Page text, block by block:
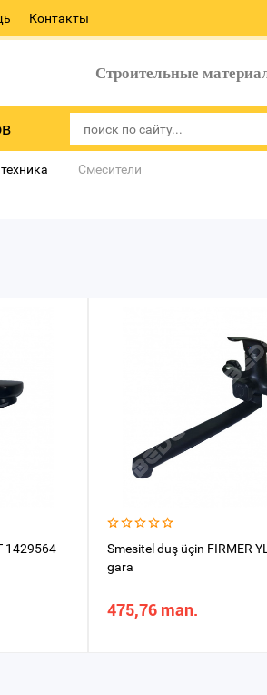
Контакты
Строительные
Смесители
1429564
Smesitel duş üçin FIRMER
gara
475,76 man.